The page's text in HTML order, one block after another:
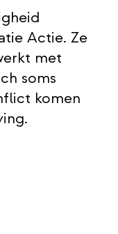
Actie. Ze
met
soms
komen